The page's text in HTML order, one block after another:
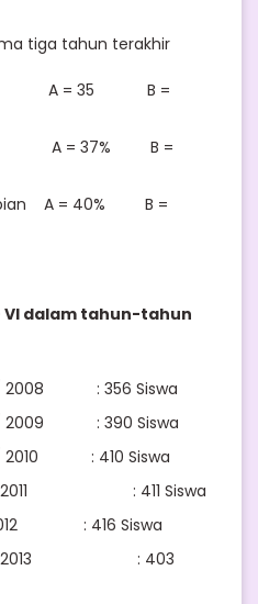
tiga tahun terakhir
35 B =
= 37% B =
A = 40% B =
VI dalam tahun-tahun
2008 : 356 Siswa
2009 : 390 Siswa
2010 : 410 Siswa
2011 : 411 Siswa
2012 : 416 Siswa
2013 : 403